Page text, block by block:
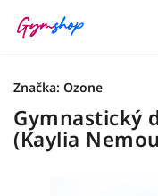
Gymnastický
(Kaylia
Značka: Ozone